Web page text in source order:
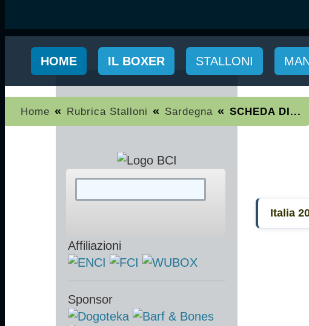
HOME IL BOXER STALLONI
Home « Rubrica Stalloni « Sardegna « SCHEDA DI...
alia
Affiliazioni
Sponsor